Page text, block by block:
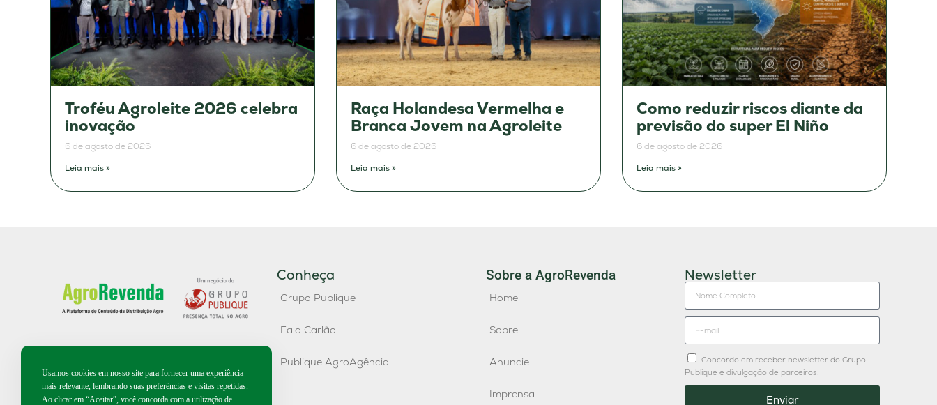
Troféu Agroleite 2026 celebra
inovação
6 de agosto de 2026
Leia mais »
Raça Holandesa Vermelha e
Branca Jovem na Agroleite
6 de agosto de 2026
Leia mais »
Como reduzir riscos diante da
previsão do super El Niño
6 de agosto de 2026
Leia mais »
Conheça
Grupo Publique
Fala Carlão
Publique AgroAgência
Sobre a AgroRevenda
Home
Sobre
Anuncie
Imprensa
Newsletter
Concordo em receber newsletter do Grupo
Publique e divulgação de parceiros.
Enviar
Usamos cookies em nosso site para fornecer uma experiência
mais relevante, lembrando suas preferências e visitas repetidas.
Ao clicar em “Aceitar”, você concorda com a utilização de